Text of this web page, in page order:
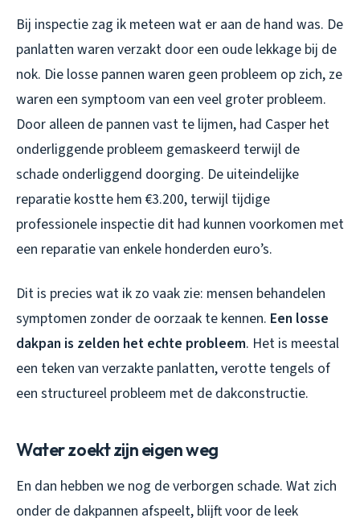
Bij inspectie zag ik meteen wat er aan de hand was. De
panlatten waren verzakt door een oude lekkage bij de
nok. Die losse pannen waren geen probleem op zich, ze
waren een symptoom van een veel groter probleem.
Door alleen de pannen vast te lijmen, had Casper het
onderliggende probleem gemaskeerd terwijl de
schade onderliggend doorging. De uiteindelijke
reparatie kostte hem €3.200, terwijl tijdige
professionele inspectie dit had kunnen voorkomen met
een reparatie van enkele honderden euro’s.
Dit is precies wat ik zo vaak zie: mensen behandelen
symptomen zonder de oorzaak te kennen. Een losse
dakpan is zelden het echte probleem. Het is meestal
een teken van verzakte panlatten, verotte tengels of
een structureel probleem met de dakconstructie.
Water zoekt zijn eigen weg
En dan hebben we nog de verborgen schade. Wat zich
onder de dakpannen afspeelt, blijft voor de leek